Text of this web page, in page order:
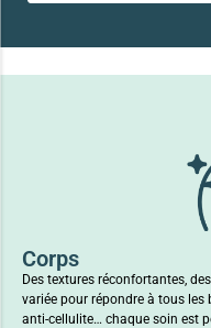
Corps
Des textures réconfortantes,
variée pour répondre à tous les
anti-cellulite… chaque soin est